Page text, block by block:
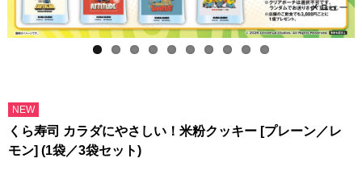
NEW
くら寿司 カラダにやさしい！米粉クッキー [プレーン／レ
モン] (1袋／3袋セット)